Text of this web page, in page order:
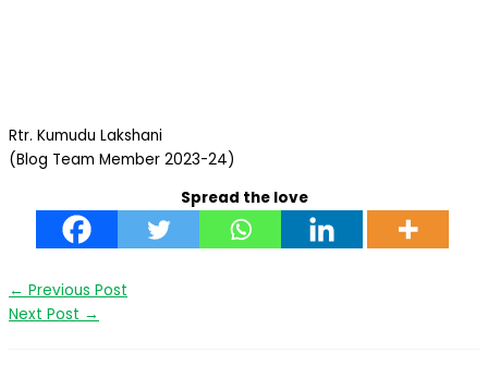
Rtr. Kumudu Lakshani
(Blog Team Member 2023-24)
Spread the love
← Previous Post
Next Post →